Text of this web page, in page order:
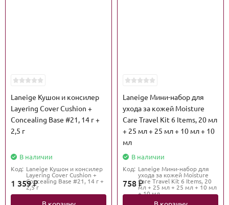
Laneige Кушон и консилер
Layering Cover Cushion +
Concealing Base #21, 14 г +
2,5 г
В наличии
Код: Laneige Кушон и консилер
Layering Cover Cushion +
Concealing Base #21, 14 г +
2,5 г
1 359₽
Laneige Мини-набор для
ухода за кожей Moisture
Care Travel Kit 6 Items, 20 мл
+ 25 мл + 25 мл + 10 мл + 10
мл
В наличии
Код: Laneige Мини-набор для
ухода за кожей Moisture
Care Travel Kit 6 Items, 20
мл + 25 мл + 25 мл + 10 мл
+ 10 мл
758₽